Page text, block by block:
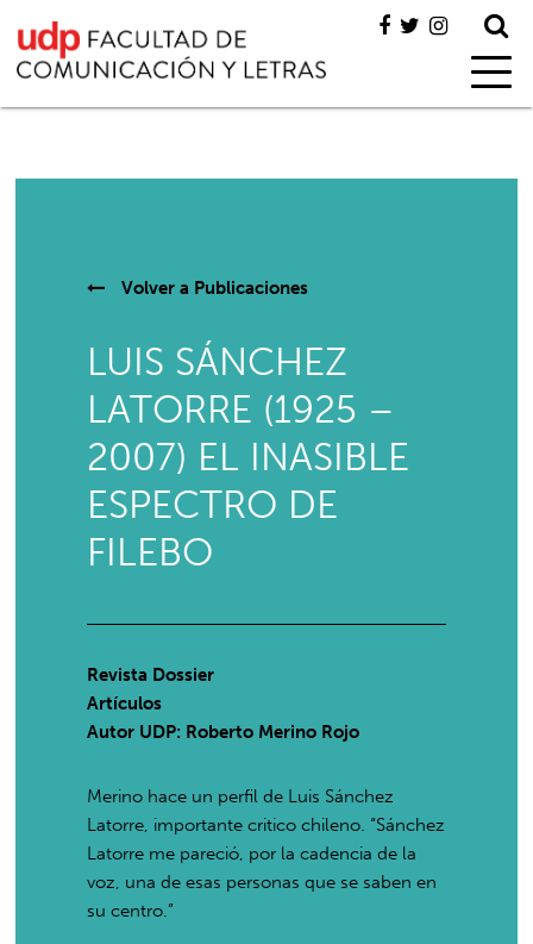
Volver a Publicaciones
LUIS SÁNCHEZ
LATORRE (1925 –
2007) EL INASIBLE
ESPECTRO DE
FILEBO
Revista Dossier
Artículos
Autor UDP: Roberto Merino Rojo
Merino hace un perfil de Luis Sánchez
Latorre, importante critico chileno. “Sánchez
Latorre me pareció, por la cadencia de la
voz, una de esas personas que se saben en
su centro.”